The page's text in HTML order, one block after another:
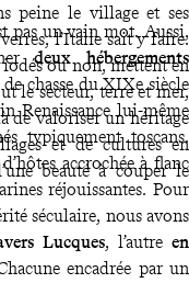
peine le village et ses
l’Italie sait y faire.
ou non, mettent en
le secteur, terre et mer,
de valoriser un héritage
et de cultures en
beauté à couper le
pas un vain mot. Aussi,
deux hébergements
chasse du XIXe siècle
Renaissance lui-même
typiquement toscans.
accrochée à flanc
réjouissantes. Pour
séculaire, nous avons
Lucques, l’autre en
encadrée par un